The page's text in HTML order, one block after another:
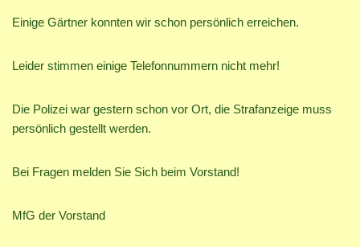
Einige Gärtner konnten wir schon persönlich erreichen.
Leider stimmen einige Telefonnummern nicht mehr!
Die Polizei war gestern schon vor Ort, die Strafanzeige muss
persönlich gestellt werden.
Bei Fragen melden Sie Sich beim Vorstand!
MfG der Vorstand